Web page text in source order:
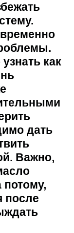
как
дать
Важно,
потому,
после